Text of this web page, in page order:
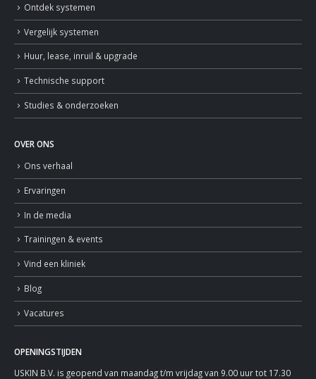
Ontdek systemen
Vergelijk systemen
Huur, lease, inruil & upgrade
Technische support
Studies & onderzoeken
OVER ONS
Ons verhaal
Ervaringen
In de media
Trainingen & events
Vind een kliniek
Blog
Vacatures
OPENINGSTIJDEN
USKIN B.V. is geopend van maandag t/m vrijdag van 9.00 uur tot 17.30